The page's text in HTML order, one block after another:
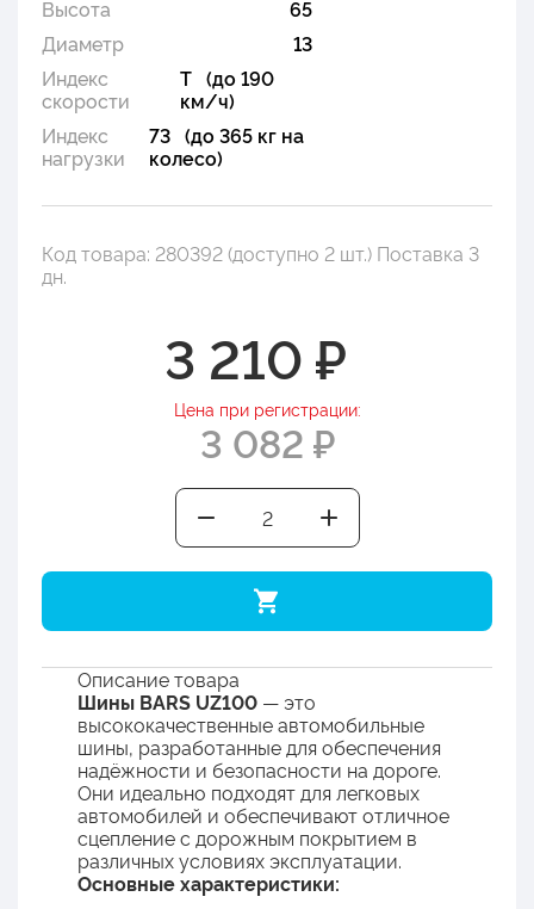
Высота
65
Диаметр
13
Индекс
скорости
T (до 190
км/ч)
Индекс
нагрузки
73 (до 365 кг на
колесо)
Код товара: 280392 (доступно 2 шт.) Поставка 3
дн.
3 210 ₽
Цена при регистрации:
3 082 ₽
Описание товара
Шины BARS UZ100 — это
высококачественные автомобильные
шины, разработанные для обеспечения
надёжности и безопасности на дороге.
Они идеально подходят для легковых
автомобилей и обеспечивают отличное
сцепление с дорожным покрытием в
различных условиях эксплуатации.
Основные характеристики: